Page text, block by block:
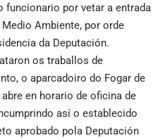
funcionario por vetar a entrada
Ambiente, por orde
da Deputación.
os traballos de
o aparcadoiro do Fogar de
en horario de oficina de
así o establecido
aprobado pola Deputación